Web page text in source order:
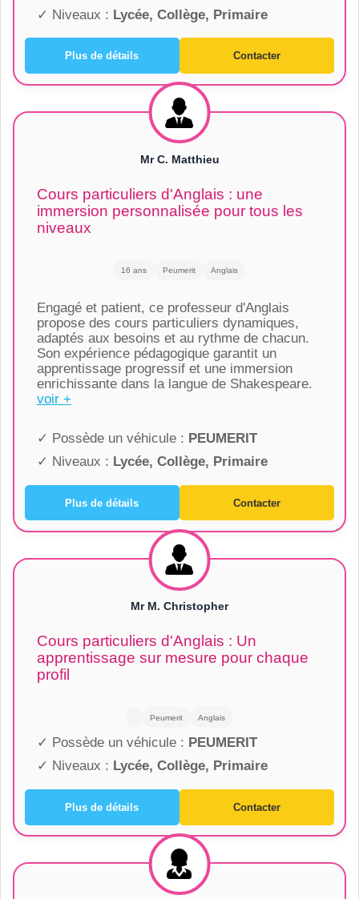
✓ Niveaux : Lycée, Collège, Primaire
Plus de détails Contacter
Mr C. Matthieu
Cours particuliers d'Anglais : une
immersion personnalisée pour tous les
niveaux
16 ans Peumerit Anglais
Engagé et patient, ce professeur d'Anglais
propose des cours particuliers dynamiques,
adaptés aux besoins et au rythme de chacun.
Son expérience pédagogique garantit un
apprentissage progressif et une immersion
enrichissante dans la langue de Shakespeare.
voir +
✓ Possède un véhicule : PEUMERIT
✓ Niveaux : Lycée, Collège, Primaire
Plus de détails Contacter
Mr M. Christopher
Cours particuliers d'Anglais : Un
apprentissage sur mesure pour chaque
profil
Peumerit Anglais
✓ Possède un véhicule : PEUMERIT
✓ Niveaux : Lycée, Collège, Primaire
Plus de détails Contacter